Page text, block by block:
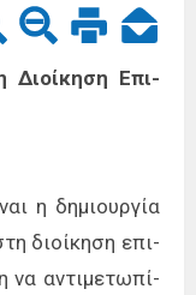
Διοί­κη­ση Επι­
η δη­μιουρ­γία
διοί­κη­ση επι­
να αντι­με­τω­πί­